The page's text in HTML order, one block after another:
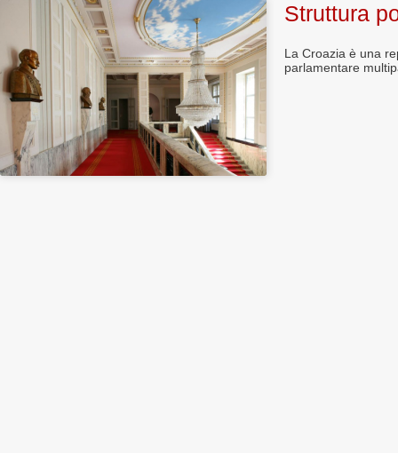
Struttura
La Croazia è una
parlamentare